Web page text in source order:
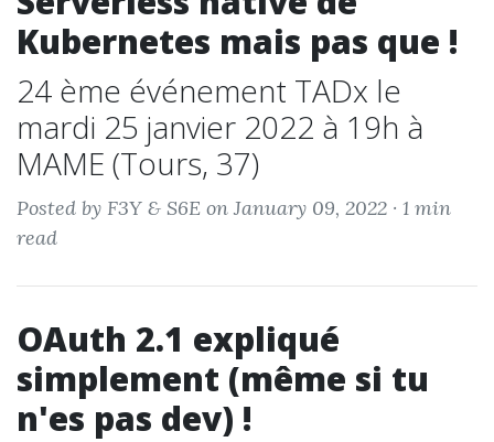
Kubernetes mais pas que !
24 ème événement TADx le
mardi 25 janvier 2022 à 19h à
MAME (Tours, 37)
Posted by F3Y & S6E on January 09, 2022 · 1 min
read
OAuth 2.1 expliqué
simplement (même si tu
n'es pas dev) !